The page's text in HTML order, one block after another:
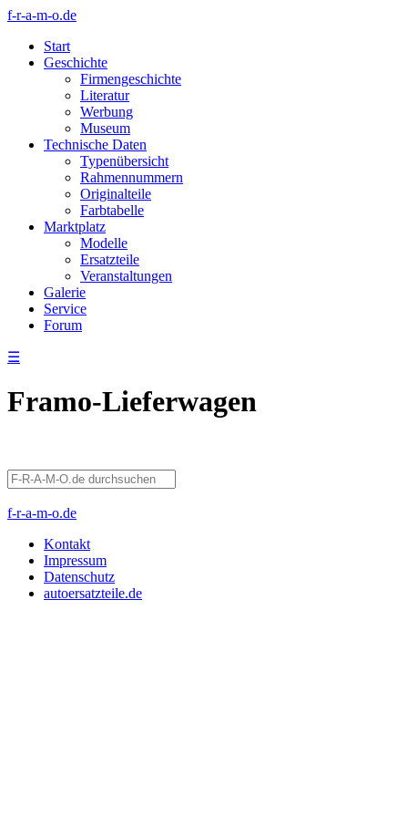
f-r-a-m-o.de
Start
Geschichte
Firmengeschichte
Literatur
Werbung
Museum
Technische Daten
Typenübersicht
Rahmennummern
Originalteile
Farbtabelle
Marktplatz
Modelle
Ersatzteile
Veranstaltungen
Galerie
Service
Forum
☰
Framo-Lieferwagen
f-r-a-m-o.de
Kontakt
Impressum
Datenschutz
autoersatzteile.de